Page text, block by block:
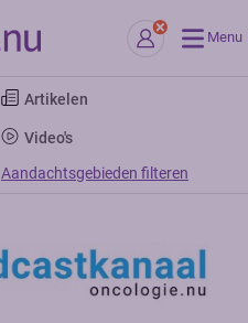
Menu
Artikelen
Video's
Aandachtsgebieden filteren